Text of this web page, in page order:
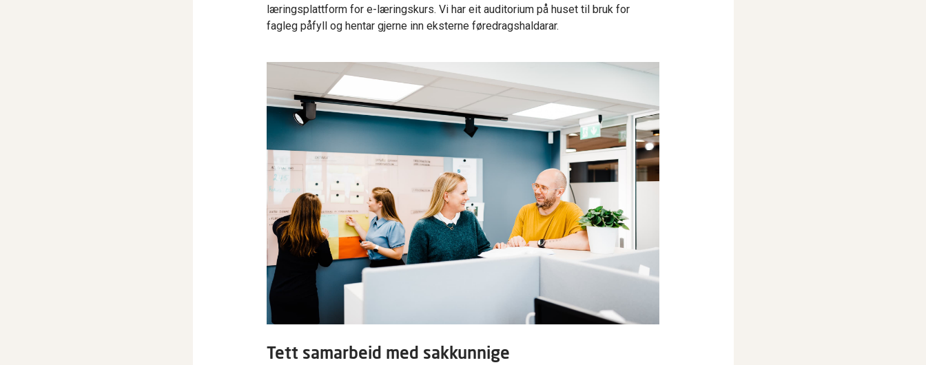
læringsplattform for e-læringskurs. Vi har eit auditorium på huset til bruk for
fagleg påfyll og hentar gjerne inn eksterne føredragshaldarar.
Tett samarbeid med sakkunnige